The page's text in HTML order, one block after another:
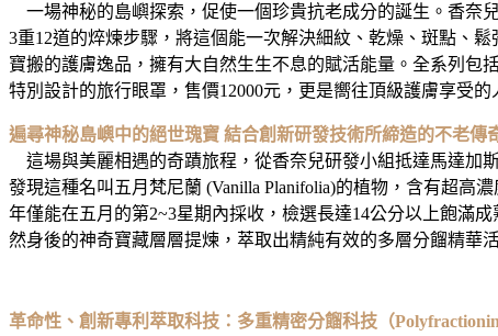
一場神秘的島嶼探索，促使一個珍貴抗老成分的誕生。香奈
3重12道的焠煉步驟，將這個能一次解決細紋、乾燥、斑點、
寶搬的護膚逸品，擁有大自然生生不息的賦活能量。全系列包
特別設計的旅行眼罩，售價12000元，更是嚮往頂級護膚享受
遍尋神秘島嶼中的絕世瑰寶 結合創新研發技術所締造的不老傳
這場與美麗相遇的奇蹟旅程，從香奈兒研發小組抵達馬達加
發現這種名叫五月梵尼蘭 (Vanilla Planifolia)的植物，含有超高
年僅能在五月的第2~3星期內採收，檢選長達14公分以上飽滿
然身後的神奇寶藏層層提煉，萃取出精純有效的多層分餾精華
革命性、創新專利萃取科技：多重精密分餾科技（